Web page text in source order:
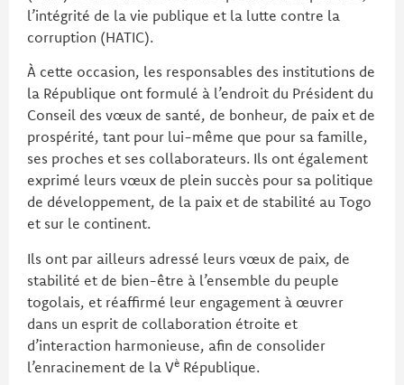
l’intégrité de la vie publique et la lutte contre la
corruption (HATIC).
À cette occasion, les responsables des institutions de
la République ont formulé à l’endroit du Président du
Conseil des vœux de santé, de bonheur, de paix et de
prospérité, tant pour lui-même que pour sa famille,
ses proches et ses collaborateurs. Ils ont également
exprimé leurs vœux de plein succès pour sa politique
de développement, de la paix et de stabilité au Togo
et sur le continent.
Ils ont par ailleurs adressé leurs vœux de paix, de
stabilité et de bien-être à l’ensemble du peuple
togolais, et réaffirmé leur engagement à œuvrer
dans un esprit de collaboration étroite et
d’interaction harmonieuse, afin de consolider
l’enracinement de la Vè République.